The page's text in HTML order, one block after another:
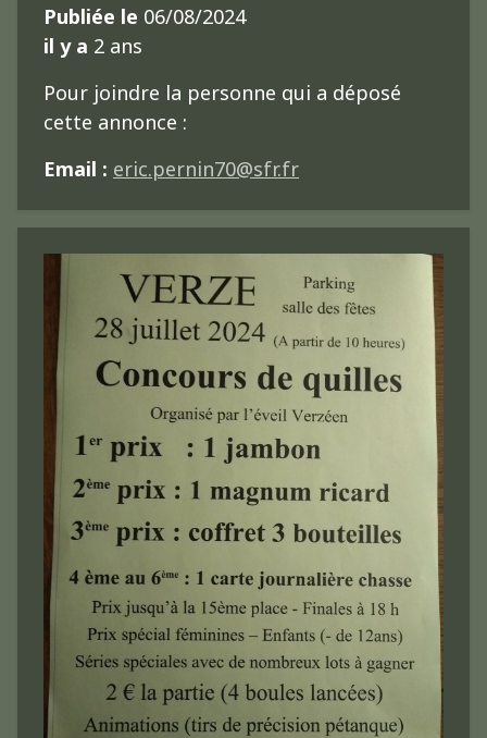
Publiée le 06/08/2024
il y a 2 ans
Pour joindre la personne qui a déposé
cette annonce :
Email : eric.pernin70@sfr.fr